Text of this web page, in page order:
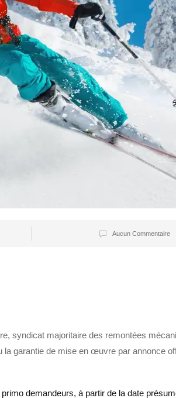
Aucun Commentaire
syndicat majoritaire des remontées
garantie de mise en œuvre par annonce
demandeurs, à partir de la date